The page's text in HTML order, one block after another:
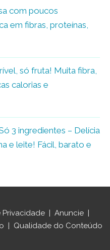
com poucos
em fibras, proteínas,
só fruta! Muita fibra,
calorias e
3 ingredientes – Delícia
e leite! Fácil, barato e
Privacidade | Anuncie |
| Qualidade do Conteúdo